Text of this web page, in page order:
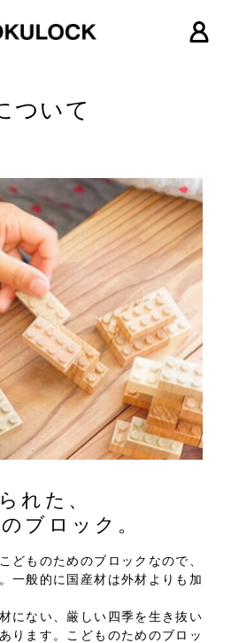
ついて
れた、
ブロック。
どものためのブロックなので、
一般的に国産材は外材よりも加
にない、厳しい四季を生き抜い
ります。こどものためのブロッ